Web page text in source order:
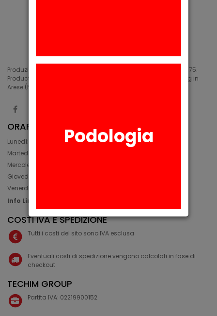
Produzione di siliconi medicali e industriali in Arese (MI) dal 1975.
Production of medical and industrial silicones. Manufacturing in
Arese (MI) since 1975.
ORARIO
Lunedì: 08:30 - 12:30, 14:00 - 17:45
Martedì: 08:30 - 12:30, 14:00 - 17:00
Mercoledì: 08:30 - 12:30, 14:00 - 17:00
Giovedì: 09:30 - 12:30, 14:00 - 17:00
Venerdì: 08:30 - 12:30, 14:00 - 17:00
Info Line: +39 02 93581452
COSTI IVA E SPEDIZIONE
Tutti i costi del sito sono IVA esclusa
Eventuali costi di spedizione vengono calcolati in fase di
checkout
TECHIM GROUP
Partita IVA: 02219900152
Podologia